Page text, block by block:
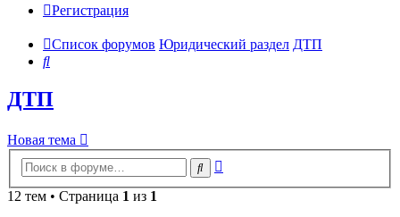
Регистрация
Список форумов Юридический раздел ДТП
Поиск
ДТП
Новая тема
Поиск
12 тем • Страница 1 из 1